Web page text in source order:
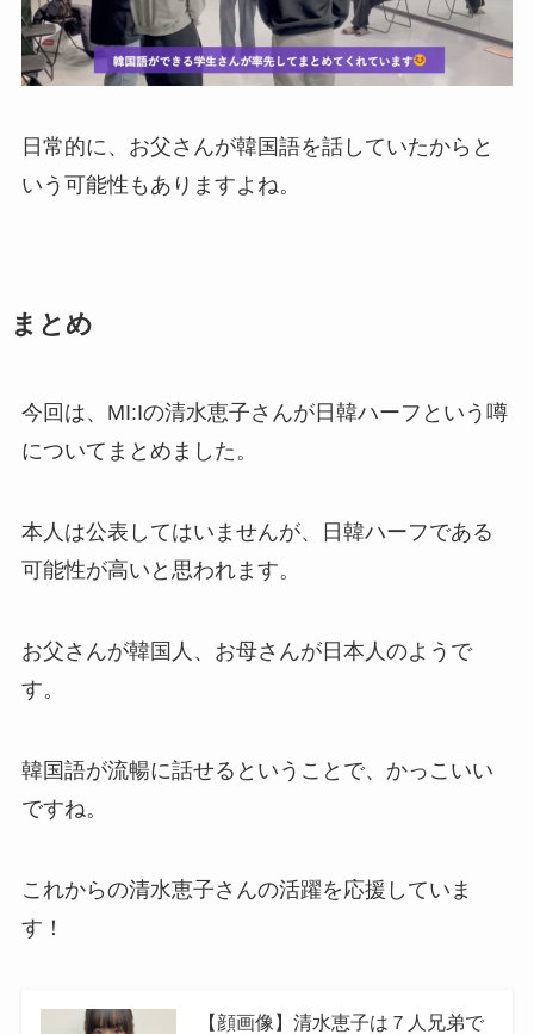
日常的に、お父さんが韓国語を話していたからと
いう可能性もありますよね。
まとめ
今回は、MI:Iの清水恵子さんが日韓ハーフという噂
についてまとめました。
本人は公表してはいませんが、日韓ハーフである
可能性が高いと思われます。
お父さんが韓国人、お母さんが日本人のようで
す。
韓国語が流暢に話せるということで、かっこいい
ですね。
これからの清水恵子さんの活躍を応援していま
す！
【顔画像】清水恵子は７人兄弟で